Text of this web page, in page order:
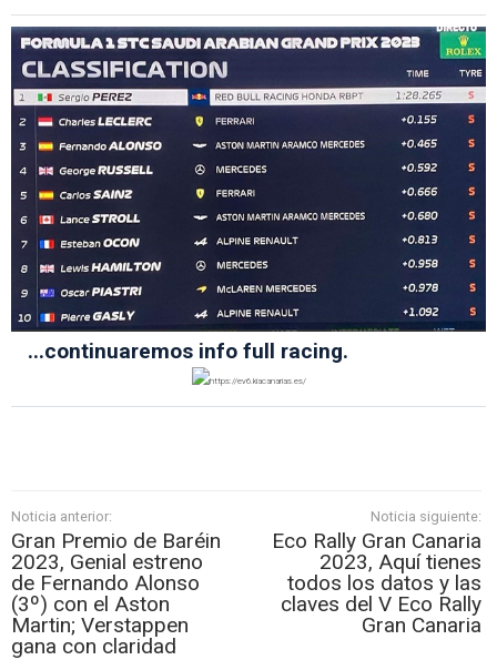
...continuaremos info full racing.
Noticia anterior:
Gran Premio de Baréin
2023, Genial estreno
de Fernando Alonso
(3º) con el Aston
Martin; Verstappen
gana con claridad
Noticia siguiente:
Eco Rally Gran Canaria
2023, Aquí tienes
todos los datos y las
claves del V Eco Rally
Gran Canaria